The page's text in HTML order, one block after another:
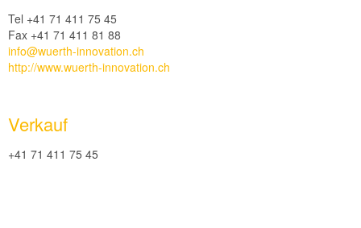
Tel +41 71 411 75 45
Fax +41 71 411 81 88
info@wuerth-innovation.ch
http://www.wuerth-innovation.ch
Verkauf
+41 71 411 75 45